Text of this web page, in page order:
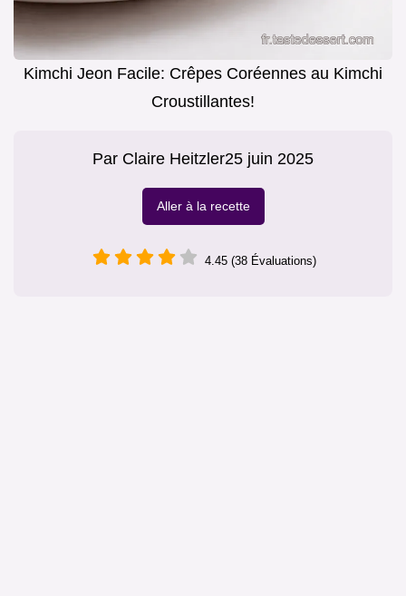
Kimchi Jeon Facile: Crêpes Coréennes au Kimchi
Croustillantes!
Par Claire Heitzler25 juin 2025
Aller à la recette
4.45 (38 Évaluations)